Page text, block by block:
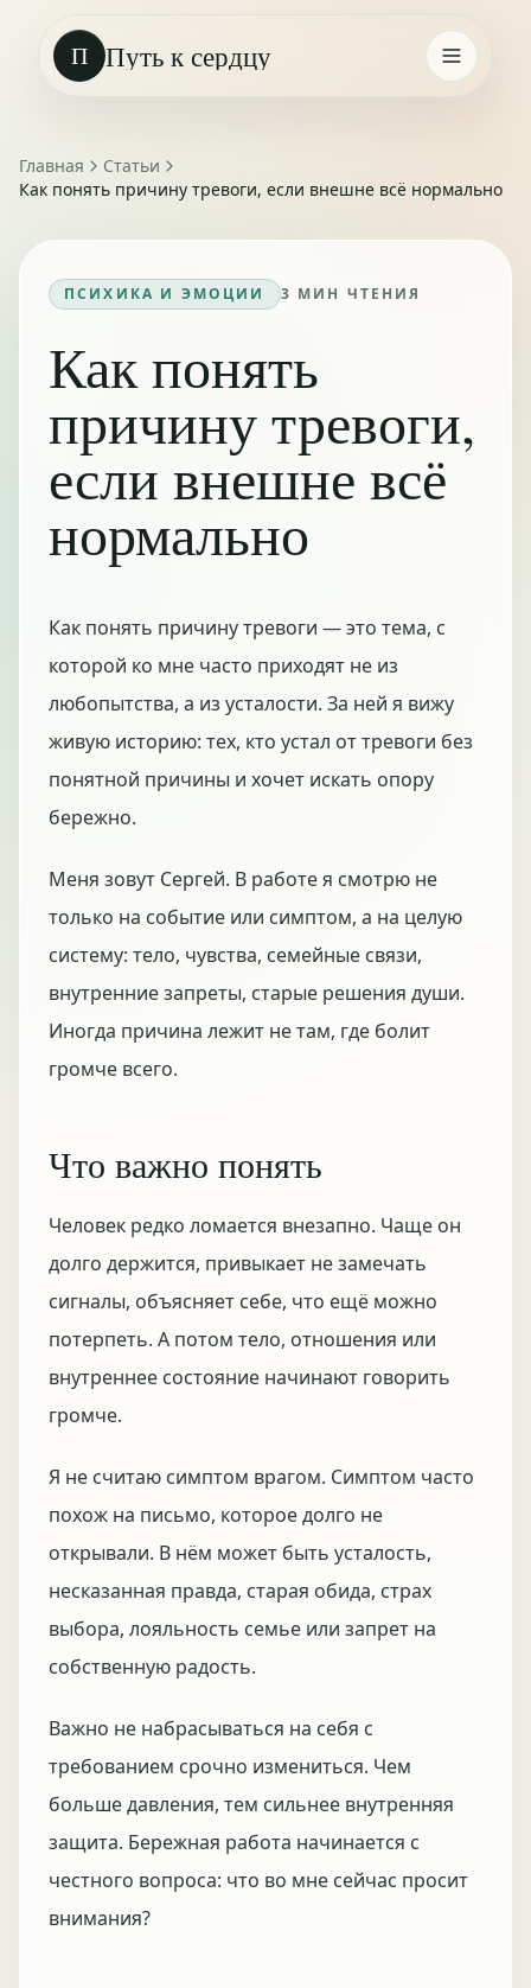
П Путь к сердцу
Главная
Статьи
Как понять причину тревоги, если внешне всё нормально
ПСИХИКА И ЭМОЦИИ 3 МИН ЧТЕНИЯ
Как понять
причину тревоги,
если внешне всё
нормально
Как понять причину тревоги — это тема, с
которой ко мне часто приходят не из
любопытства, а из усталости. За ней я вижу
живую историю: тех, кто устал от тревоги без
понятной причины и хочет искать опору
бережно.
Меня зовут Сергей. В работе я смотрю не
только на событие или симптом, а на целую
систему: тело, чувства, семейные связи,
внутренние запреты, старые решения души.
Иногда причина лежит не там, где болит
громче всего.
Что важно понять
Человек редко ломается внезапно. Чаще он
долго держится, привыкает не замечать
сигналы, объясняет себе, что ещё можно
потерпеть. А потом тело, отношения или
внутреннее состояние начинают говорить
громче.
Я не считаю симптом врагом. Симптом часто
похож на письмо, которое долго не
открывали. В нём может быть усталость,
несказанная правда, старая обида, страх
выбора, лояльность семье или запрет на
собственную радость.
Важно не набрасываться на себя с
требованием срочно измениться. Чем
больше давления, тем сильнее внутренняя
защита. Бережная работа начинается с
честного вопроса: что во мне сейчас просит
внимания?